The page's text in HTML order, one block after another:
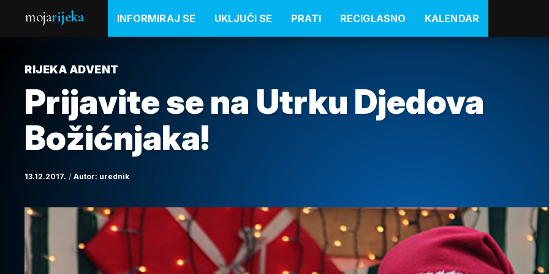
mojarijeka INFORMIRAJ SE UKLJUČI SE PRATI RECIGLASNO KALENDAR
RIJEKA ADVENT
Prijavite se na Utrku Djedova
Božićnjaka!
13.12.2017. Autor: urednik